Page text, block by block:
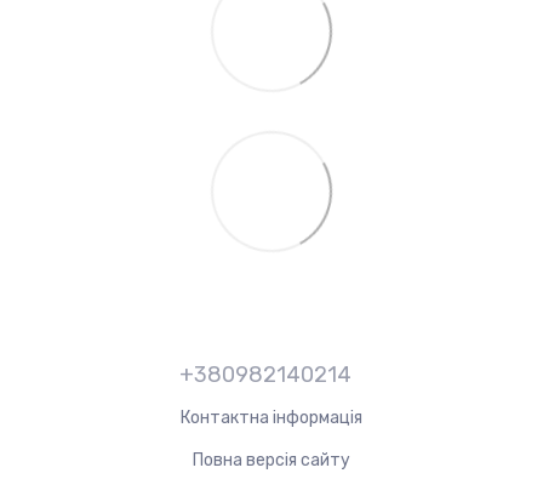
+380982140214
Контактна інформація
Повна версія сайту